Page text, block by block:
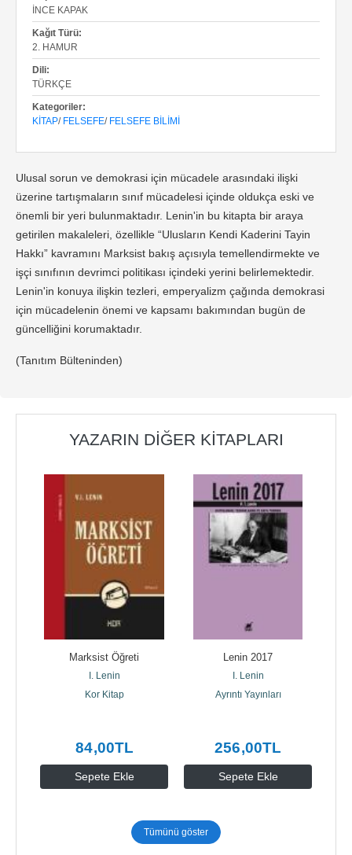
İNCE KAPAK
Kağıt Türü:
2. HAMUR
Dili:
TÜRKÇE
Kategoriler:
KITAP/ FELSEFE/ FELSEFE BILIMI
Ulusal sorun ve demokrasi için mücadele arasındaki ilişki
üzerine tartışmaların sınıf mücadelesi içinde oldukça eski ve
önemli bir yeri bulunmaktadır. Lenin'in bu kitapta bir araya
getirilen makaleleri, özellikle “Ulusların Kendi Kaderini Tayin
Hakkı” kavramını Marksist bakış açısıyla temellendirmekte ve
işçi sınıfının devrimci politikası içindeki yerini belirlemektedir.
Lenin'in konuya ilişkin tezleri, emperyalizm çağında demokrasi
için mücadelenin önemi ve kapsamı bakımından bugün de
güncelliğini korumaktadır.
(Tanıtım Bülteninden)
YAZARIN DIĞER KITAPLARI
Sepete Ekle
Marksist Öğreti
I. Lenin
Kor Kitap
84,00TL
Sepete Ekle
Lenin 2017
I. Lenin
Ayrıntı Yayınları
256,00TL
Tümünü göster